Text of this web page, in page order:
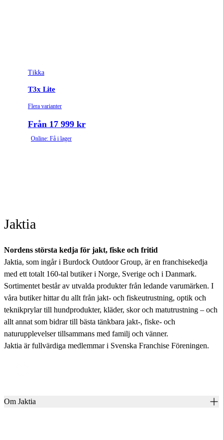
Tikka
T3x Lite
Flera varianter
Från 17 999 kr
Online: Få i lager
Jaktia
Nordens största kedja för jakt, fiske och fritid
Jaktia, som ingår i Burdock Outdoor Group, är en franchisekedja
med ett totalt 160-tal butiker i Norge, Sverige och i Danmark.
Sortimentet består av utvalda produkter från ledande varumärken. I
våra butiker hittar du allt från jakt- och fiskeutrustning, optik och
teknikprylar till hundprodukter, kläder, skor och matutrustning – och
allt annat som bidrar till bästa tänkbara jakt-, fiske- och
naturupplevelser tillsammans med familj och vänner.
Jaktia är fullvärdiga medlemmar i Svenska Franchise Föreningen.
Om Jaktia